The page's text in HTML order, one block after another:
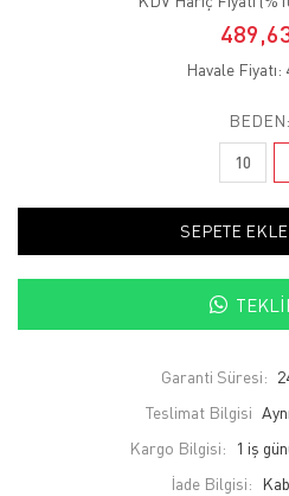
Havale Fiyatı:
BEDEN:
10
SEPETE EKLE
Garanti Süresi:
Teslimat Bilgisi
Kargo Bilgisi:
1 iş
İade Bilgisi: